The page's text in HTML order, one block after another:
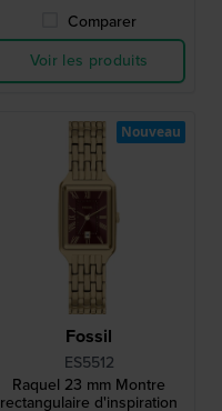
Comparer
Voir les produits
Fossil
ES5512
Raquel 23 mm Montre
rectangulaire d'inspiration
Nouveau